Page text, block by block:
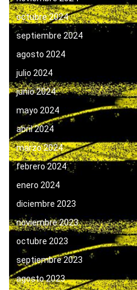
octubre 2024
septiembre 2024
agosto 2024
julio 2024
junio 2024
mayo 2024
abril 2024
marzo 2024
febrero 2024
enero 2024
diciembre 2023
noviembre 2023
octubre 2023
septiembre 2023
agosto 2023